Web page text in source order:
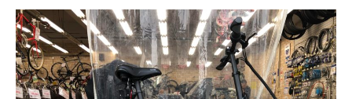
サービスのご案内
サービス全般